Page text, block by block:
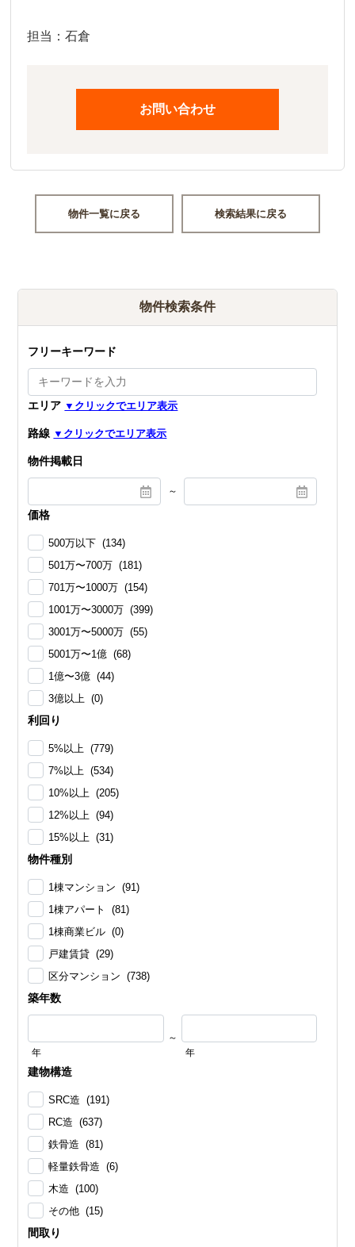
担当：石倉
お問い合わせ
物件一覧に戻る 検索結果に戻る
物件検索条件
フリーキーワード
エリア
路線
物件掲載日
～
価格
500万以下 (134)
501万〜700万 (181)
701万〜1000万 (154)
1001万〜3000万 (399)
3001万〜5000万 (55)
5001万〜1億 (68)
1億〜3億 (44)
3億以上 (0)
利回り
5%以上 (779)
7%以上 (534)
10%以上 (205)
12%以上 (94)
15%以上 (31)
物件種別
1棟マンション (91)
1棟アパート (81)
1棟商業ビル (0)
戸建賃貸 (29)
区分マンション (738)
築年数
年
～
年
建物構造
SRC造 (191)
RC造 (637)
鉄骨造 (81)
軽量鉄骨造 (6)
木造 (100)
その他 (15)
間取り